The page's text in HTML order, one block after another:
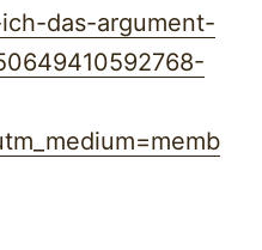
das-argument-